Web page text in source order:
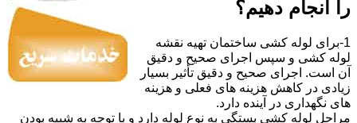
را انجام دهیم؟
1-برای لوله کشی ساختمان تهیه نقشه
لوله کشی و سپس اجرای صحیح و دقیق
آن است. اجرای صحیح و دقیق تأثیر بسیار
زیادی در کاهش هزینه های فعلی و هزینه
های نگهداری در آینده دارد.
مراحل لوله کشی بستگی به نوع لوله دارد و با توجه به شبیه بودن